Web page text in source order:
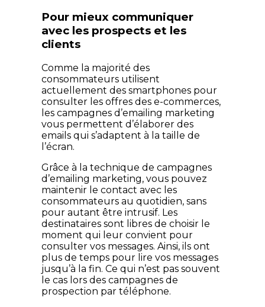
Pour mieux communiquer
avec les prospects et les
clients
Comme la majorité des
consommateurs utilisent
actuellement des smartphones pour
consulter les offres des e-commerces,
les campagnes d’emailing marketing
vous permettent d’élaborer des
emails qui s’adaptent à la taille de
l’écran.
Grâce à la technique de campagnes
d’emailing marketing, vous pouvez
maintenir le contact avec les
consommateurs au quotidien, sans
pour autant être intrusif. Les
destinataires sont libres de choisir le
moment qui leur convient pour
consulter vos messages. Ainsi, ils ont
plus de temps pour lire vos messages
jusqu’à la fin. Ce qui n’est pas souvent
le cas lors des campagnes de
prospection par téléphone.